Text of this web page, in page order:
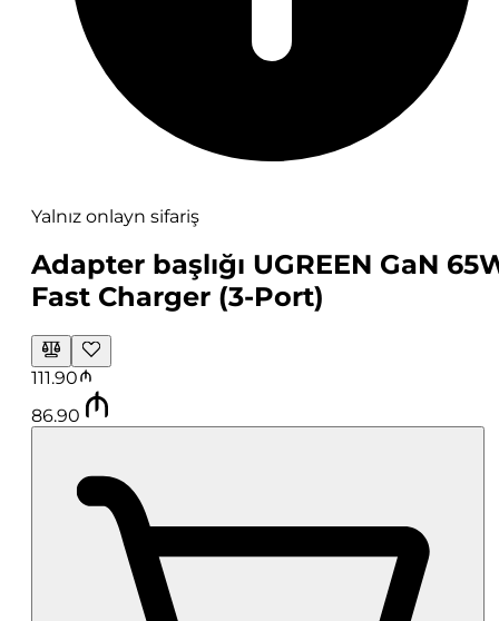
Yalnız onlayn sifariş
Adapter başlığı UGREEN GaN
Fast Charger (3-Port)
111.90
86.90